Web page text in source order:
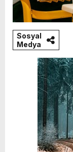
Sosyal
Medya